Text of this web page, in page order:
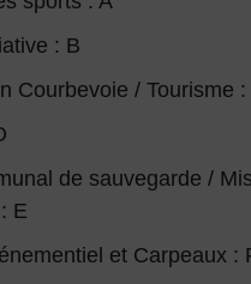
: B
Courbevoie / Tourisme :
de sauvegarde /
E
et Carpeaux :